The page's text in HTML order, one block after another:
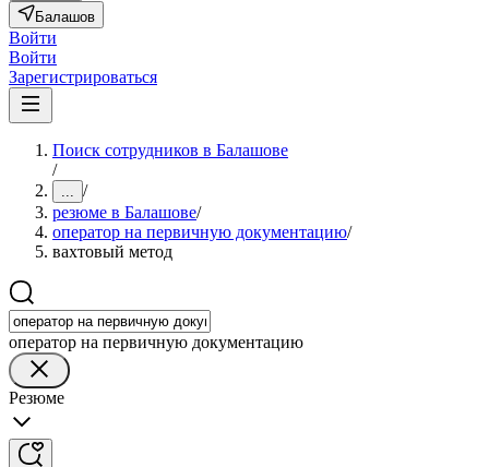
Балашов
Войти
Войти
Зарегистрироваться
Поиск сотрудников в Балашове
/
... /
резюме в Балашове/
оператор на первичную документацию/
вахтовый метод
оператор на первичную документацию
Резюме